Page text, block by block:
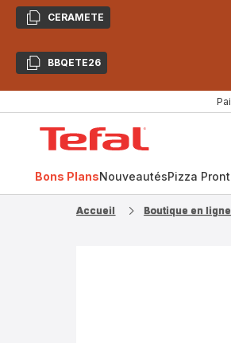
CopierCERAMETE
CopierBBQETE26
Bons PlansNouveautésPizza
Accueil Boutique en